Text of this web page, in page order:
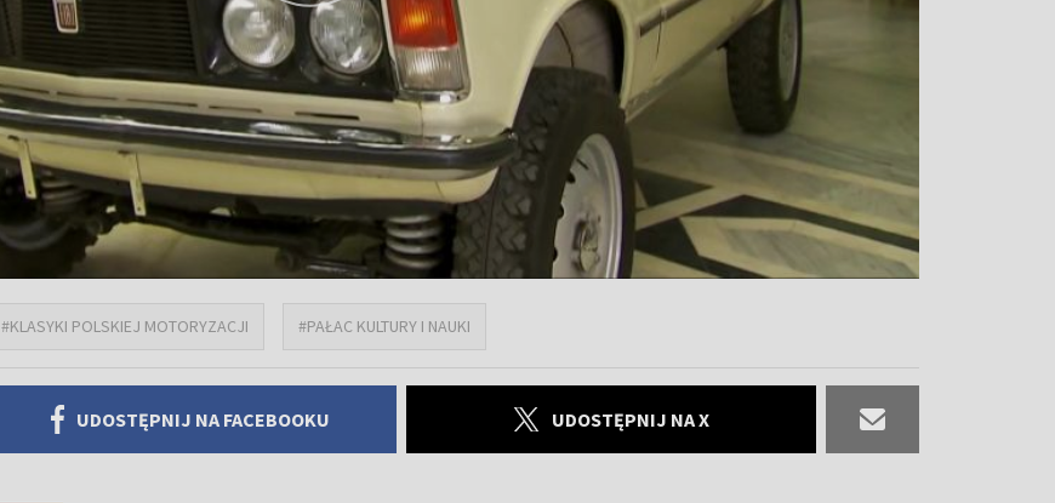
#KLASYKI POLSKIEJ MOTORYZACJI #PAŁAC KULTURY I NAUKI
UDOSTĘPNIJ NA FACEBOOKU UDOSTĘPNIJ NA X